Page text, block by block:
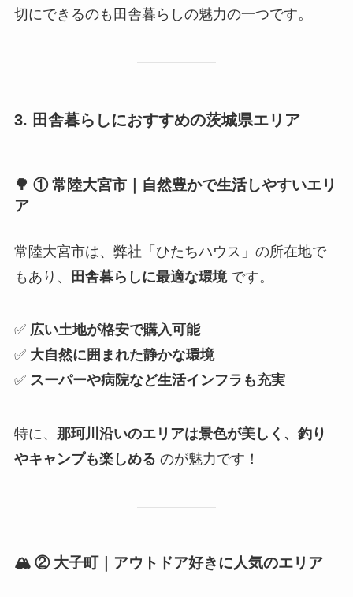
切にできるのも田舎暮らしの魅力の一つです。
3. 田舎暮らしにおすすめの茨城県エリア
🌳 ① 常陸大宮市｜自然豊かで生活しやすいエリ
ア
常陸大宮市は、弊社「ひたちハウス」の所在地で
もあり、
田舎暮らしに最適な環境です。
✅ 広い土地が格安で購入可能
✅ 大自然に囲まれた静かな環境
✅ スーパーや病院など生活インフラも充実
特に、 那珂川沿いのエリアは景色が美しく、釣り
やキャンプも楽しめる のが魅力です！
🏔 ② 大子町｜アウトドア好きに人気のエリア